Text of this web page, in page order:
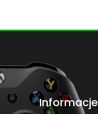
Informacje